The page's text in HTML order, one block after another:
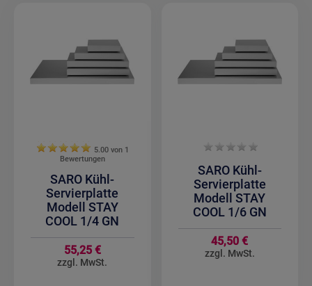
5.00 von 1
Bewertungen
SARO Kühl-
Servierplatte
Modell STAY
COOL 1/4 GN
55,25 €
SARO Kühl-
Servierplatte
Modell STAY
COOL 1/6 GN
45,50 €